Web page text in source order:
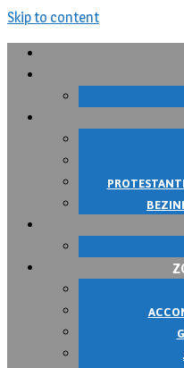
Skip to content